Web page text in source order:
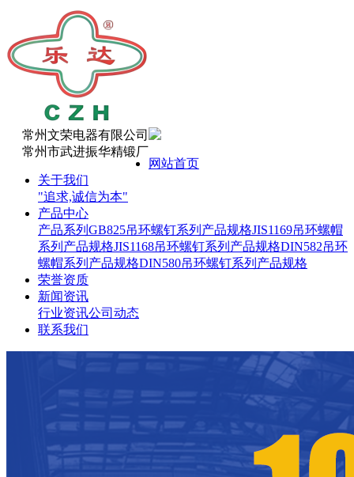
常州文荣电器有限公司
常州市武进振华精锻厂
网站首页
关于我们
"追求,诚信为本"
产品中心
产品系列 GB825吊环螺钉系列产品规格JIS1169吊环螺帽
系列产品规格JIS1168吊环螺钉系列产品规格DIN582吊环
螺帽系列产品规格DIN580吊环螺钉系列产品规格
荣誉资质
新闻资讯
行业资讯公司动态
联系我们